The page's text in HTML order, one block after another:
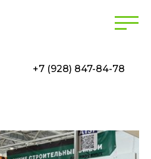
+7 (928) 847-84-78